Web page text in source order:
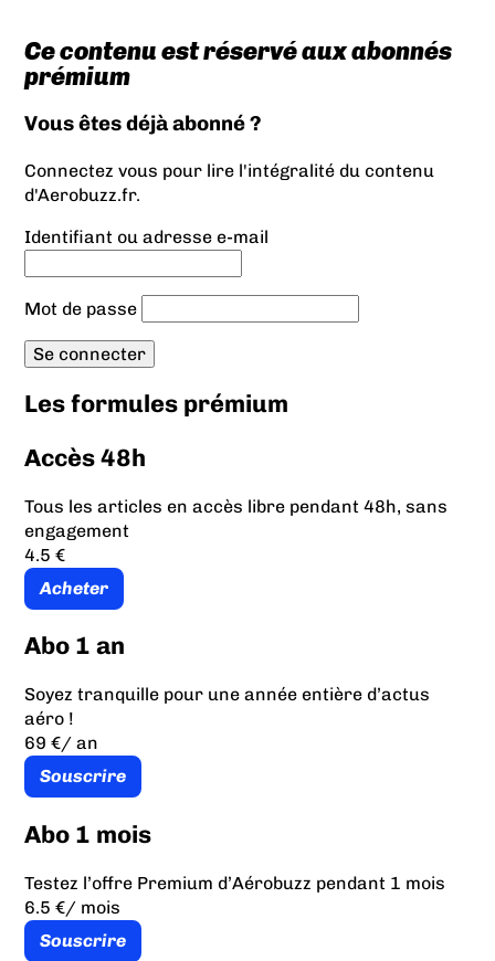
Ce contenu est réservé aux abonnés
prémium
Vous êtes déjà abonné ?
Connectez vous pour lire l'intégralité du contenu
d'Aerobuzz.fr.
Identifiant ou adresse e-mail
Mot de passe
Les formules prémium
Accès 48h
Tous les articles en accès libre pendant 48h, sans
engagement
4.5 €
Acheter
Abo 1 an
Soyez tranquille pour une année entière d’actus
aéro !
69 €/ an
Souscrire
Abo 1 mois
Testez l’offre Premium d’Aérobuzz pendant 1 mois
6.5 €/ mois
Souscrire